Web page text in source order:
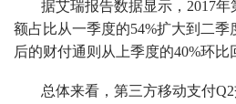
据艾瑞报告数据显示，2017
额占比从一季度的54%扩大到二季
后的财付通则从上季度的40%环比
总体来看，第三方移动支付